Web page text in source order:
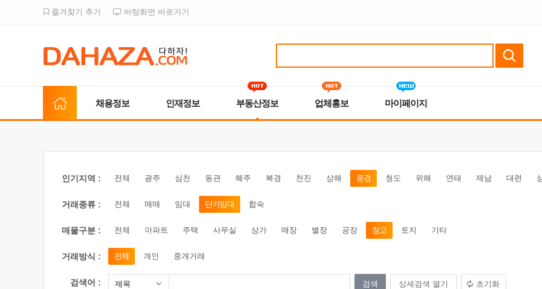
즐겨찾기 추가 바탕화면 바로가기
채용정보 인재정보 부동산정보 업체홍보 마이페이지
인기지역 : 전체 광주 심천 동관 혜주 북경 천진 상해 중경 청도 위해 연태 제남 대련
거래종류 : 전체 매매 임대 단기임대 합숙
매물구분 : 전체 아파트 주택 사무실 상가 매장 별장 공장 창고 토지 기타
거래방식 : 전체 개인 중개거래
검색어 : 제목 상세검색 열기 초기화